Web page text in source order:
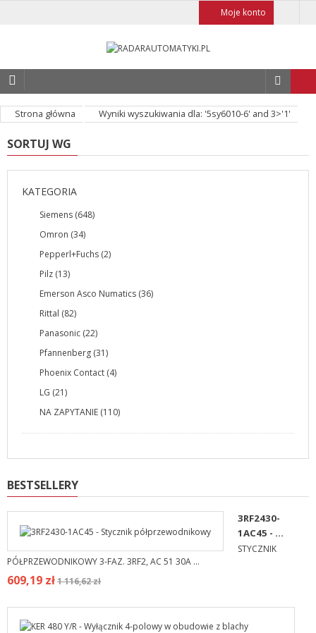
Moje konto
Strona główna Wyniki wyszukiwania dla: '5sy6010-6' and 3>'1'
SORTUJ WG
KATEGORIA
Siemens (648)
Omron (34)
Pepperl+Fuchs (2)
Pilz (13)
Emerson Asco Numatics (36)
Rittal (82)
Panasonic (22)
Pfannenberg (31)
Phoenix Contact (4)
LG (21)
NA ZAPYTANIE (110)
BESTSELLERY
3RF2430-
1AC45 - ...
STYCZNIK
PÓŁPRZEWODNIKOWY 3-FAZ. 3RF2, AC 51 30A ...
609,19 zł1 116,62 zł